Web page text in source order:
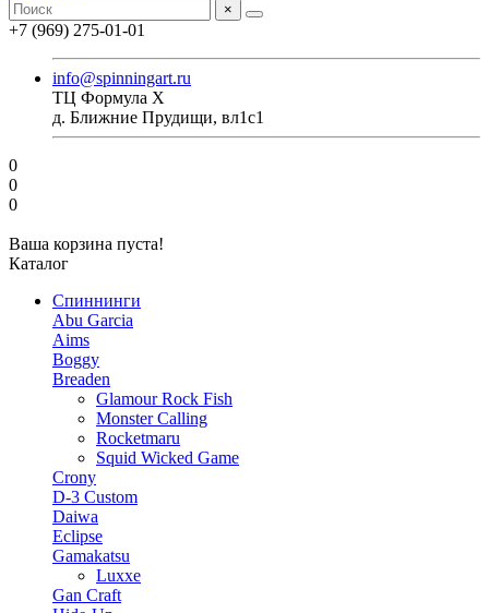
×
+7 (969) 275-01-01
info@spinningart.ru
ТЦ Формула X
д. Ближние Прудищи, вл1с1
0
0
0
Ваша корзина пуста!
Каталог
Спиннинги
Abu Garcia
Aims
Boggy
Breaden
Glamour Rock Fish
Monster Calling
Rocketmaru
Squid Wicked Game
Crony
D-3 Custom
Daiwa
Eclipse
Gamakatsu
Luxxe
Gan Craft